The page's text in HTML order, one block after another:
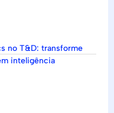
no T&D: transforme
inteligência